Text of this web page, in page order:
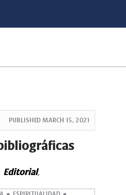
PUBLISHED MARCH 15, 2021
Editorial,